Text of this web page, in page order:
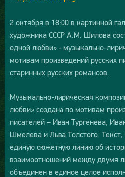
2 октября в 18:00 в картинной
художника СССР А.М. Шилова
одной любви» - музыкально-
мотивам произведений русских
старинных русских романсов.
Музыкально-лирическая
любви» создана по мотивам
писателей – Иван Тургенева,
Шмелева и Льва Толстого.
единую сюжетную линию об
взаимоотношений между двумя
объединен в единое целое